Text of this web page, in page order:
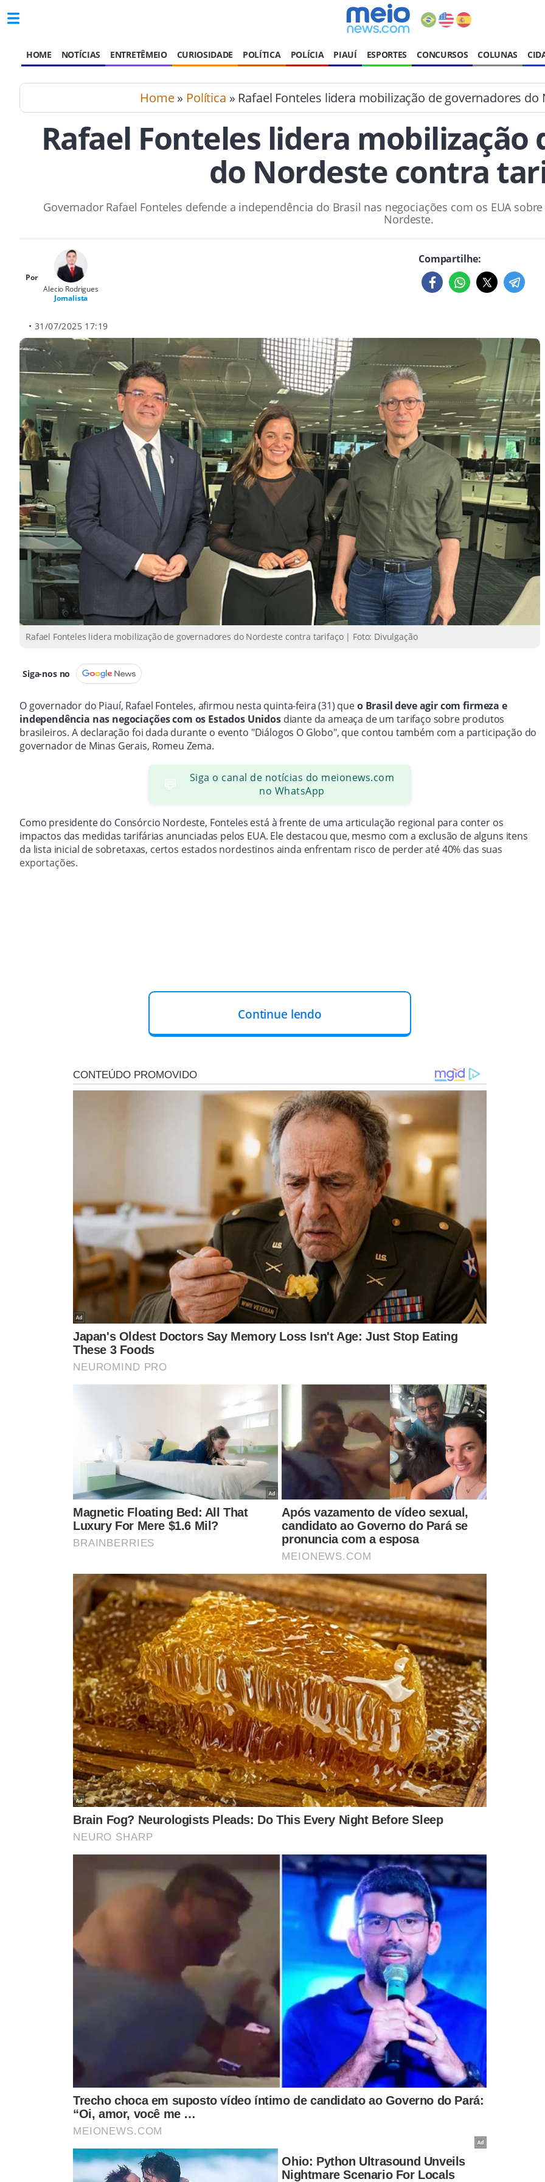
HOME NOTÍCIAS ENTRETÊMEIO CURIOSIDADE POLÍTICA POLÍCIA PIAUÍ ESPORTES CONCURSOS COLUNAS
Home» Política » Rafael Fonteles lidera mobilização de governadores
Rafael Fonteles lidera mobilização
do Nordeste contra
Governador Rafael Fonteles defende a independência do Brasil nas negociações com os EUA
Nordeste.
Por
Alecio Rodrigues
Jornalista
• 31/07/2025 17:19
Compartilhe:
Rafael Fonteles lidera mobilização de governadores do Nordeste contra tarifaço | Foto: Divulgação
Siga-nos no
O governador do Piauí, Rafael Fonteles, afirmou nesta quinta-feira (31) queo Brasil deve agir com firmeza e
independência nas negociações com os Estados Unidos diante da ameaça de um tarifaço sobre produtos
brasileiros. A declaração foi dada durante o evento "Diálogos O Globo", que contou também com a participação do
governador de Minas Gerais, Romeu Zema.
💬
Siga o canal de notícias do meionews.com
no WhatsApp
Como presidente do Consórcio Nordeste, Fonteles está à frente de uma articulação regional para conter os
impactos das medidas tarifárias anunciadas pelos EUA. Ele destacou que, mesmo com a exclusão de alguns itens
da lista inicial de sobretaxas, certos estados nordestinos ainda enfrentam risco de perder até 40% das suas
exportações.
“No caso do Piauí, menos de 5% das nossas exportações têm como destino os Estados Unidos, enquanto 65%
Mas há estados da região que serão profundamente afetados. Vamos levar essa preocupação
ao presidente Lula e ao vice-presidente Geraldo Alckmin na próxima semana”, afirmou o governador.
Fonteles ressaltou ainda que o estado do Piauí tem buscado alternativas, como a abertura de novos mercados.
“Conseguimos, por meio da Investe Piauí, acessar o mercado japonês para o mel, o que ajuda a mitigar parte dos
Ele também elogiou o trabalho do governo federal na condução das negociações. Segundo o governador, a
atuação diplomática de Geraldo Alckmin tem sido eficiente
, resultando na retirada de cerca de 700 produtos da
lista americana, incluindo itens importantes como os da Embraer.
“O Brasil tem demonstrado responsabilidade fiscal, com geração de empregos em alta e inflação sob controle. A
política econômica está no caminho certo, e não se pode dizer que há descontrole de gastos”, comentou Fonteles.
Sobre os programas sociais, o governador defendeu a manutenção das transferências de renda, como o Bolsa
Família, destacando o esforço do governo federal em fiscalizar os pagamentos e promover oportunidades de
“Retirar o Brasil do Mapa da Fome é uma prioridade, e isso exige um olhar atento para os mais vulneráveis, sem
abrir mão da responsabilidade fiscal. A estabilidade virá com equilíbrio entre crescimento econômico, política
social e juros mais baixos”, concluiu.
TARIFAS EUA EXPORTAÇÕES CONSÓRCIO NORDESTE
VER COMENTÁRIOS
VEJA TAMBÉM
Lula conversa com Putin
sobre guerra na Ucrânia
após pedido de Zelensky
CONFIRA NOTA OFICIAL
Família confirma morte de
Marina, filha do médico
Antônio Barros em Teresina
POLÊMICA
Casado e conservador,
candidato ao Governo tem
Continue lendo